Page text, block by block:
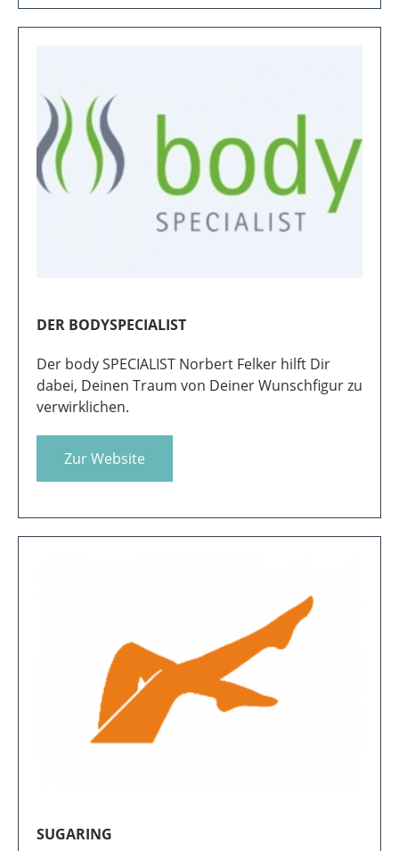
Dauerhafte Haarentfernung
Elektro-/Nadelepilation als medizinische
Therapien an.
Zur Website
Der body SPECIALIST Norbert Felker hilft Dir
dabei, Deinen Traum von Deiner Wunschfigur zu
verwirklichen.
Zur Website